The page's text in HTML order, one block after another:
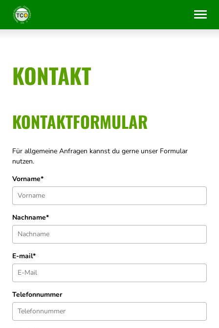
Zum
Inhalt
springen
Erklärung
zur
Barrierefreiheit
KONTAKT
KONTAKTFORMULAR
Für allgemeine Anfragen kannst du gerne unser Formular
nutzen.
Vorname*
Nachname*
E-mail*
Telefonnummer